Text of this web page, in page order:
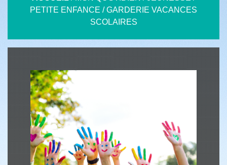
PETITE ENFANCE /GARDERIE VACANCES
SCOLAIRES